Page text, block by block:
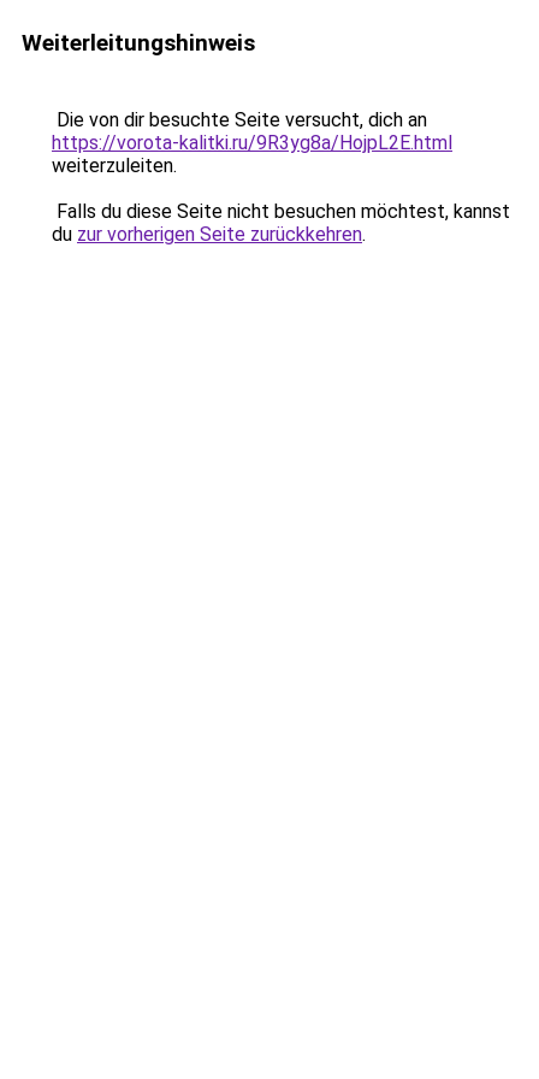
Weiterleitungshinweis
Die von dir besuchte Seite versucht, dich an
https://vorota-kalitki.ru/9R3yg8a/HojpL2E.html
weiterzuleiten.
Falls du diese Seite nicht besuchen möchtest, kannst
du zur vorherigen Seite zurückkehren.